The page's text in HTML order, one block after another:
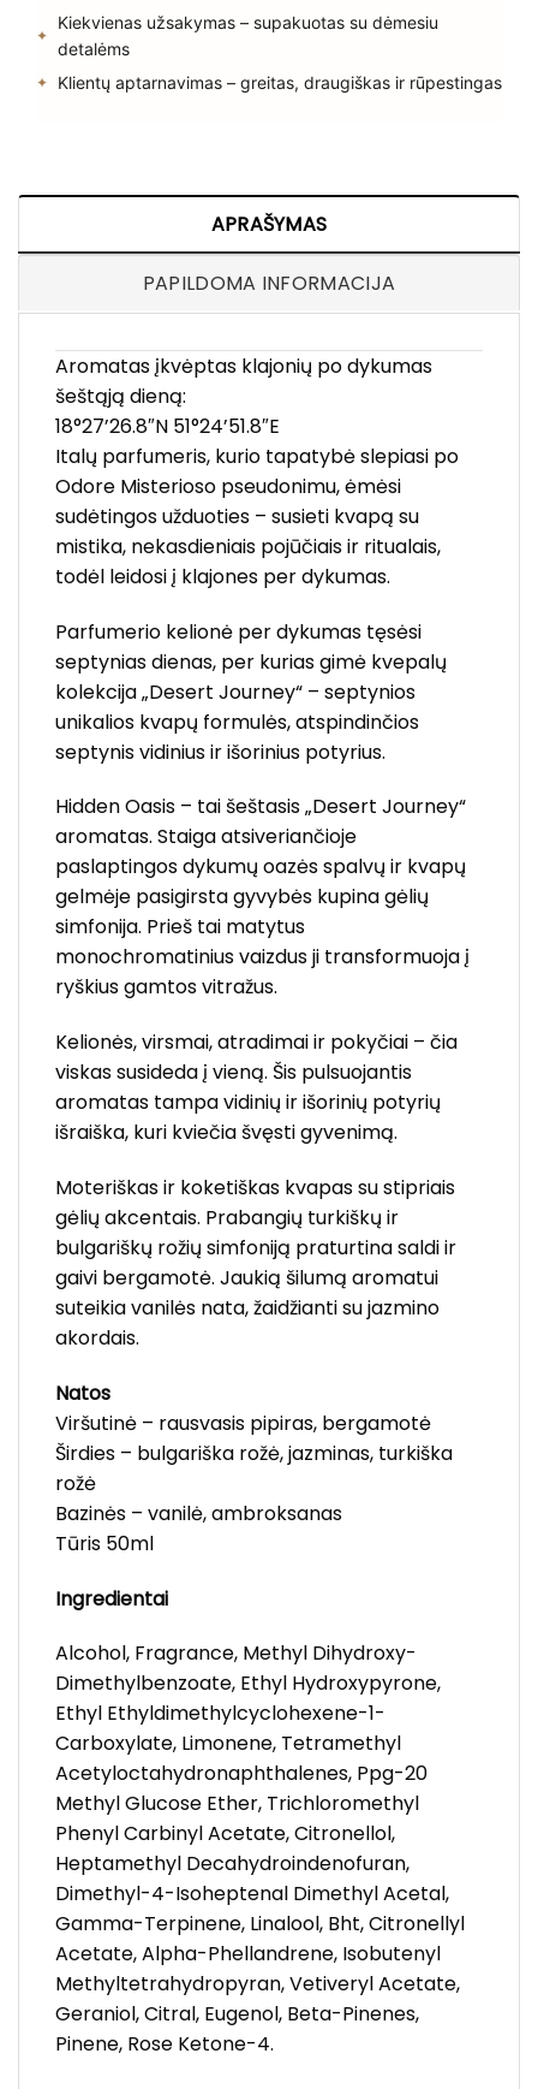
Kiekvienas užsakymas – supakuotas su dėmesiu
detalėms
Klientų aptarnavimas – greitas, draugiškas ir rūpestingas
APRAŠYMAS
PAPILDOMA INFORMACIJA
Aromatas įkvėptas klajonių po dykumas
šeštąją dieną:
18°27’26.8″N 51°24’51.8″E
Italų parfumeris, kurio tapatybė slepiasi po
Odore Misterioso pseudonimu, ėmėsi
sudėtingos užduoties – susieti kvapą su
mistika, nekasdieniais pojūčiais ir ritualais,
todėl leidosi į klajones per dykumas.
Parfumerio kelionė per dykumas tęsėsi
septynias dienas, per kurias gimė kvepalų
kolekcija „Desert Journey“ – septynios
unikalios kvapų formulės, atspindinčios
septynis vidinius ir išorinius potyrius.
Hidden Oasis – tai šeštasis „Desert Journey“
aromatas. Staiga atsiveriančioje
paslaptingos dykumų oazės spalvų ir kvapų
gelmėje pasigirsta gyvybės kupina gėlių
simfonija. Prieš tai matytus
monochromatinius vaizdus ji transformuoja į
ryškius gamtos vitražus.
Kelionės, virsmai, atradimai ir pokyčiai – čia
viskas susideda į vieną. Šis pulsuojantis
aromatas tampa vidinių ir išorinių potyrių
išraiška, kuri kviečia švęsti gyvenimą.
Moteriškas ir koketiškas kvapas su stipriais
gėlių akcentais. Prabangių turkiškų ir
bulgariškų rožių simfoniją praturtina saldi ir
gaivi bergamotė. Jaukią šilumą aromatui
suteikia vanilės nata, žaidžianti su jazmino
akordais.
Natos
Viršutinė – rausvasis pipiras, bergamotė
Širdies – bulgariška rožė, jazminas, turkiška
rožė
Bazinės – vanilė, ambroksanas
Tūris 50ml
Ingredientai
Alcohol, Fragrance, Methyl Dihydroxy-
Dimethylbenzoate, Ethyl Hydroxypyrone,
Ethyl Ethyldimethylcyclohexene-1-
Carboxylate, Limonene, Tetramethyl
Acetyloctahydronaphthalenes, Ppg-20
Methyl Glucose Ether, Trichloromethyl
Phenyl Carbinyl Acetate, Citronellol,
Heptamethyl Decahydroindenofuran,
Dimethyl-4-Isoheptenal Dimethyl Acetal,
Gamma-Terpinene, Linalool, Bht, Citronellyl
Acetate, Alpha-Phellandrene, Isobutenyl
Methyltetrahydropyran, Vetiveryl Acetate,
Geraniol, Citral, Eugenol, Beta-Pinenes,
Pinene, Rose Ketone-4.